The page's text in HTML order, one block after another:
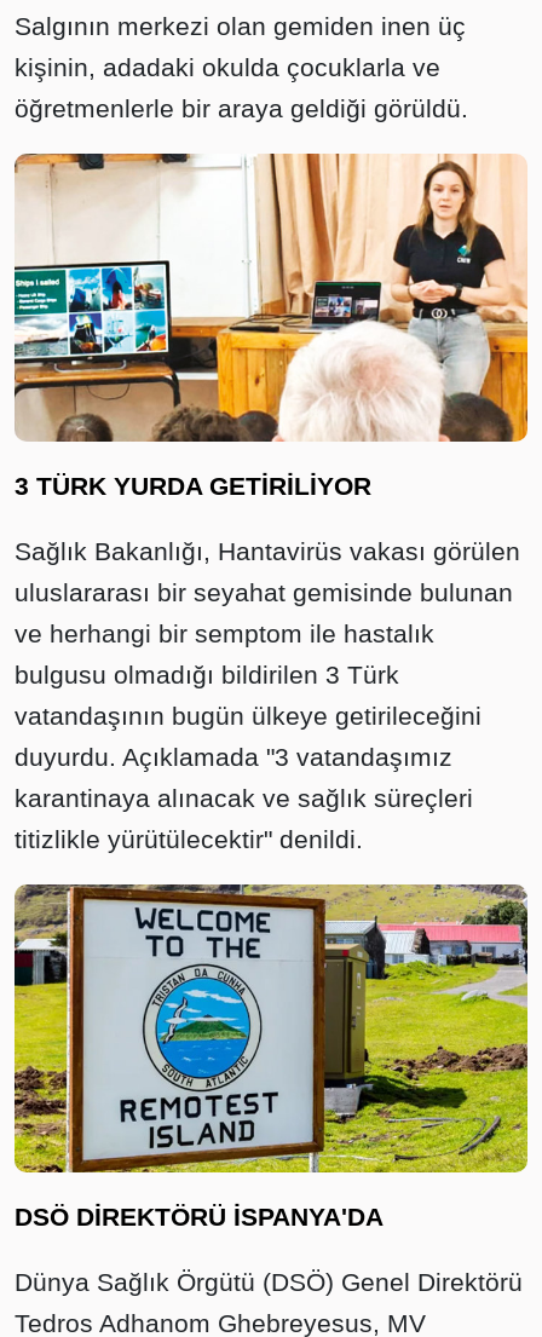
Salgının merkezi olan gemiden inen üç
kişinin, adadaki okulda çocuklarla ve
öğretmenlerle bir araya geldiği görüldü.
3 TÜRK YURDA GETİRİLİYOR
Sağlık Bakanlığı, Hantavirüs vakası görülen
uluslararası bir seyahat gemisinde bulunan
ve herhangi bir semptom ile hastalık
bulgusu olmadığı bildirilen 3 Türk
vatandaşının bugün ülkeye getirileceğini
duyurdu. Açıklamada "3 vatandaşımız
karantinaya alınacak ve sağlık süreçleri
titizlikle yürütülecektir" denildi.
DSÖ DİREKTÖRÜ İSPANYA'DA
Dünya Sağlık Örgütü (DSÖ) Genel Direktörü
Tedros Adhanom Ghebreyesus, MV